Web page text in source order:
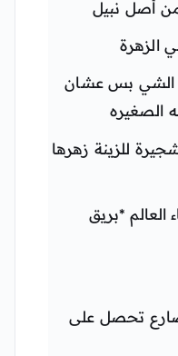
من أصل نبيل
الزهرة
الشي بس عشان
الصغيره
للزينة زهرها
العالم *بريق
تحصل على